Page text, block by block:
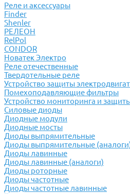
Реле и аксессуары
Finder
Shenler
РЕЛЕОН
RelPol
CONDOR
Новатек Электро
Реле отечественные
Твердотельные реле
Устройство защиты
Помехоподавляющие фильтры
Устройство мониторинга и
Силовые диоды
Диодные модули
Диодные мосты
Диоды выпрямительные
Диоды выпрямительные
Диоды лавинные
Диоды лавинные (аналоги)
Диоды роторные
Диоды частотные
Диоды частотные лавинные